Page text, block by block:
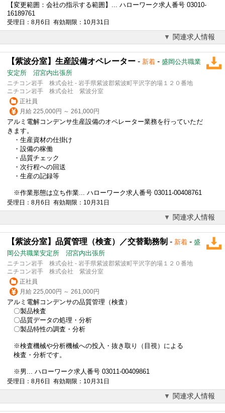
【変更範囲：会社の指示する範囲】... ハローワーク求人番号 03010-
16189761
受理日：8月6日 有効期限：10月31日
関連求人情報
【紫波分室】生産設備オペレーター - 新着 - 盛岡公共職業
安定所 沼宮内出張所
ニチコン岩手 株式会社 - 岩手県紫波郡紫波町平沢字的場１２０番地
ニチコン岩手 株式会社 紫波分室
正社員
月給 225,000円 ～ 261,000円
アルミ電解コンデンサ生産設備のオペレーター業務を行っていただ
きます。
・生産資材の仕掛け
・設備の稼働
・品質チェック
・次行程への回送
・生産の記録等
※作業形態は立ち作業... ハローワーク求人番号 03011-00408761
受理日：8月6日 有効期限：10月31日
関連求人情報
【紫波分室】品質管理（検査）／交替勤務制 - 新着 - 盛
岡公共職業安定所 沼宮内出張所
ニチコン岩手 株式会社 - 岩手県紫波郡紫波町平沢字的場１２０番地
ニチコン岩手 株式会社 紫波分室
正社員
月給 225,000円 ～ 261,000円
アルミ電解コンデンサの品質管理（検査）
〇製品検査
〇品質データの処理・分析
〇製品特性の調査・分析
※検査機械や分析機械への投入・抜き取り（目視）による
検査・分析です。
※男... ハローワーク求人番号 03011-00409861
受理日：8月6日 有効期限：10月31日
関連求人情報